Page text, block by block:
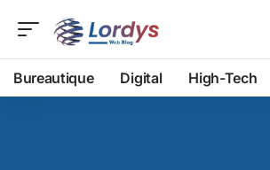
Bureautique Digital High-Tech